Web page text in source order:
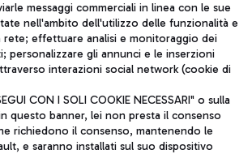
TRAVEL JOURNAL
ITA
messaggi commerciali in linea con le sue
nell'ambito dell'utilizzo delle funzionalità e
rete; effettuare analisi e monitoraggio dei
personalizzare gli annunci e le inserzioni
interazioni social network (cookie di
CON I SOLI COOKIE NECESSARI" o sulla
questo banner, lei non presta il consenso
richiedono il consenso, mantenendo le
e saranno installati sul suo dispositivo